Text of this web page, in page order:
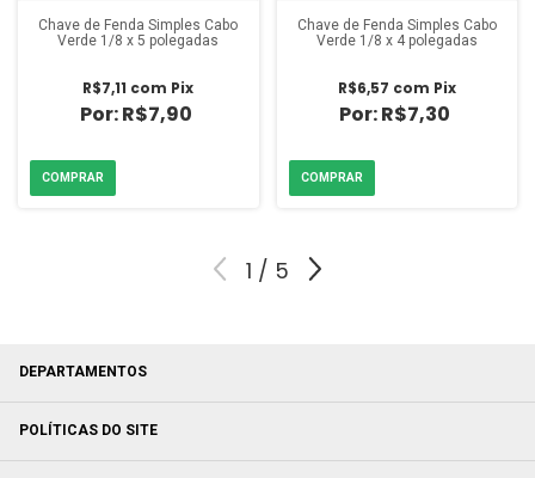
Chave de Fenda Simples Cabo
Verde 1/8 x 5 polegadas
R$7,90
R$7,11 com Pix
Chave de Fenda Simples Cabo
Verde 1/8 x 4 polegadas
R$7,30
R$6,57 com Pix
1 / 5
DEPARTAMENTOS
POLÍTICAS DO SITE